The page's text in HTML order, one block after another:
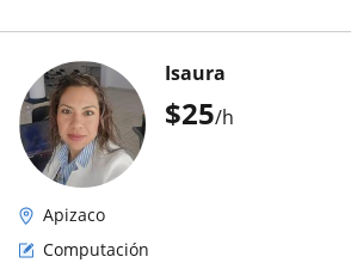
$25/h
Isaura
Apizaco
Computación